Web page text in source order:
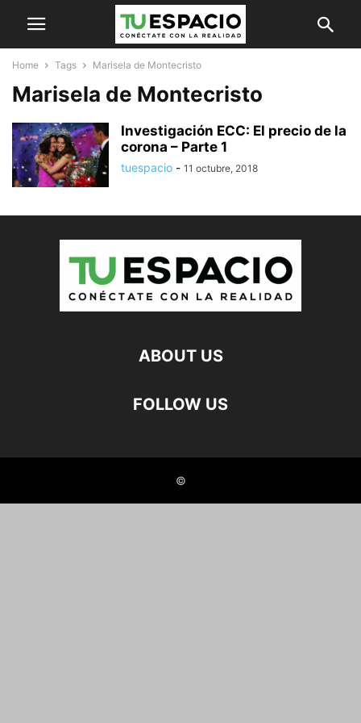
Home Tags Marisela de Montecristo
Marisela de Montecristo
Investigación ECC: El precio de la
corona – Parte 1
tuespacio - 11 octubre, 2018
ABOUT US
FOLLOW US
©